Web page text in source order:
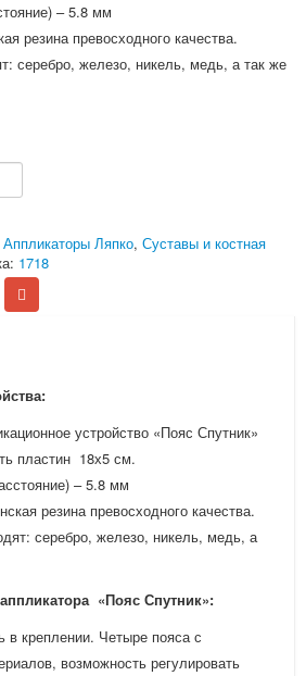
– 5.8 мм
резина превосходного качества.
серебро, железо, никель, медь, а так же
Аппликаторы Ляпко, Суставы и костная
1718
устройство «Пояс Спутник»
пластин 18х5 см.
– 5.8 мм
резина превосходного качества.
серебро, железо, никель, медь, а
«Пояс Спутник»:
в креплении. Четыре пояса с
возможность регулировать